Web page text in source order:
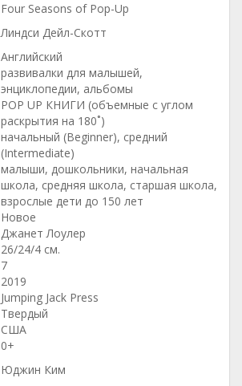
Four Seasons of Pop-Up
Линдси Дейл-Скотт
Английский
развивалки для малышей,
энциклопедии, альбомы
POP UP КНИГИ (объемные с углом
раскрытия на 180˚)
начальный (Beginner), средний
(Intermediate)
малыши, дошкольники, начальная
школа, средняя школа, старшая школа,
взрослые дети до 150 лет
Новое
Джанет Лоулер
26/24/4 см.
7
2019
Jumping Jack Press
Твердый
США
0+
Юджин Ким